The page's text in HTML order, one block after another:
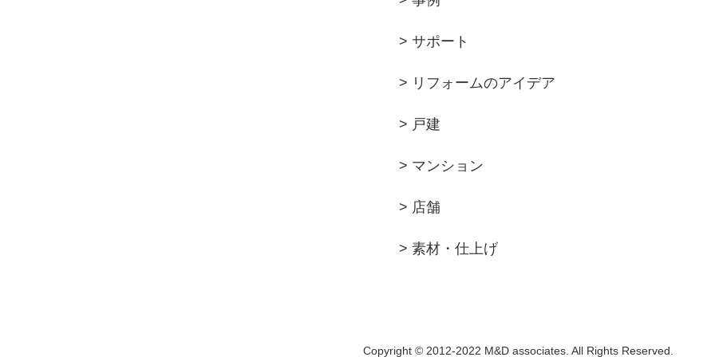
> サポート
> リフォームのアイデア
> 戸建
> マンション
> 店舗
> 素材・仕上げ
Copyright © 2012-2022 M&D associates. All Rights Reserved.